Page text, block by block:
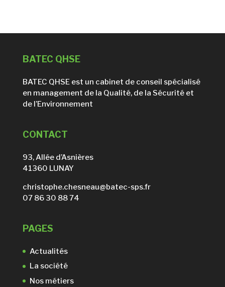
BATEC QHSE
BATEC QHSE est un cabinet de conseil spécialisé
en management de la Qualité, de la Sécurité et
de l’Environnement
CONTACT
93, Allée d’Asnières
41360 LUNAY
christophe.chesneau@batec-sps.fr
07 86 30 88 74
PAGES
Actualités
La société
Nos métiers